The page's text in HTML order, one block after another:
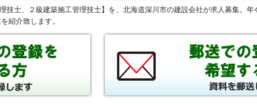
技士、２級建築施工管理技士】を、北海道深川市の建設会社が求人募集。年
紹介致します。